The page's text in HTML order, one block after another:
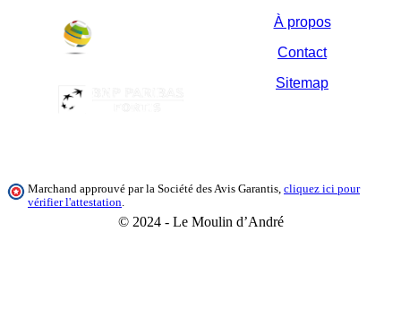
À propos
Contact
Sitemap
Marchand approuvé par la Société des Avis Garantis, cliquez ici pour
vérifier l'attestation.
© 2024 - Le Moulin d’André